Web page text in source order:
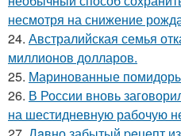
несмотря на снижение
24. Австралийская семья
миллионов долларов.
25. Маринованные
26. В России вновь
на шестидневную рабочую